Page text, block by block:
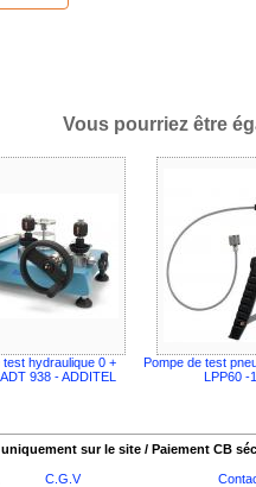
Vous pourriez être
test hydraulique 0 +
938 - ADDITEL
Pompe de test
LPP60 -
sur le site / Paiement CB
C.G.V